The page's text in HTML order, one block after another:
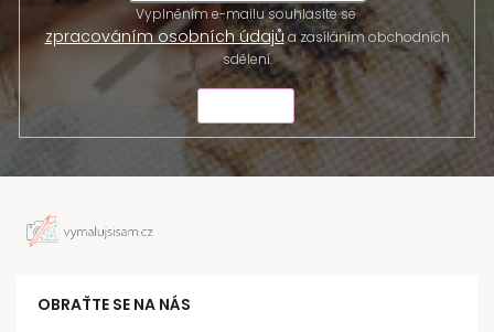
Vyplněním e-mailu souhlasíte se
zpracováním osobních údajůa zasíláním obchodních
sdělení.
OBRAŤTE SE NA NÁS